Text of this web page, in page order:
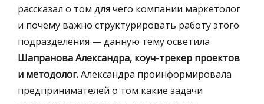
рассказал о том для чего компании маркетолог
и почему важно структурировать работу этого
подразделения — данную тему осветила
Шапранова Александра, коуч-трекер проектов
и методолог.Александра проинформировала
предпринимателей о том какие задачи